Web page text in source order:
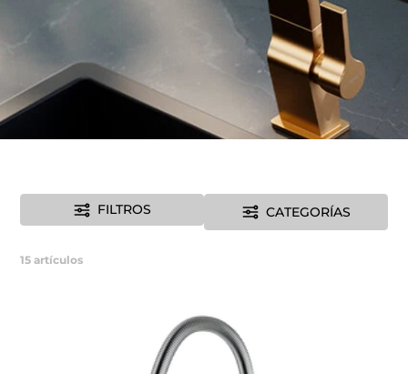
FILTROS CATEGORÍAS
15 artículos